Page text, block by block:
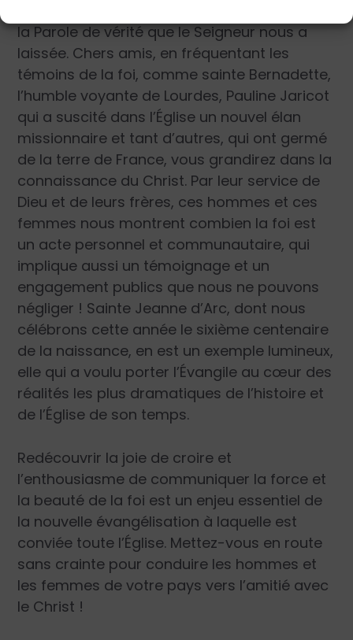
la Parole de vérité que le Seigneur nous a
laissée. Chers amis, en fréquentant les
témoins de la foi, comme sainte Bernadette,
l’humble voyante de Lourdes, Pauline Jaricot
qui a suscité dans l’Église un nouvel élan
missionnaire et tant d’autres, qui ont germé
de la terre de France, vous grandirez dans la
connaissance du Christ. Par leur service de
Dieu et de leurs frères, ces hommes et ces
femmes nous montrent combien la foi est
un acte personnel et communautaire, qui
implique aussi un témoignage et un
engagement publics que nous ne pouvons
négliger ! Sainte Jeanne d’Arc, dont nous
célébrons cette année le sixième centenaire
de la naissance, en est un exemple lumineux,
elle qui a voulu porter l’Évangile au cœur des
réalités les plus dramatiques de l’histoire et
de l’Église de son temps.
Redécouvrir la joie de croire et
l’enthousiasme de communiquer la force et
la beauté de la foi est un enjeu essentiel de
la nouvelle évangélisation à laquelle est
conviée toute l’Église. Mettez-vous en route
sans crainte pour conduire les hommes et
les femmes de votre pays vers l’amitié avec
le Christ !